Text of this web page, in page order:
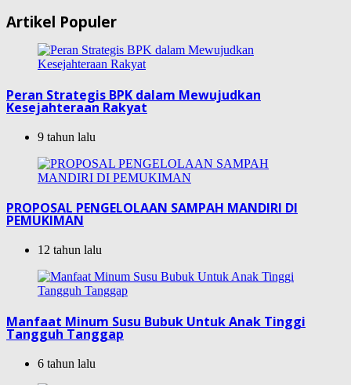
Artikel Populer
Peran Strategis BPK dalam Mewujudkan
Kesejahteraan Rakyat
9 tahun lalu
PROPOSAL PENGELOLAAN SAMPAH MANDIRI DI
PEMUKIMAN
12 tahun lalu
Manfaat Minum Susu Bubuk Untuk Anak Tinggi
Tangguh Tanggap
6 tahun lalu